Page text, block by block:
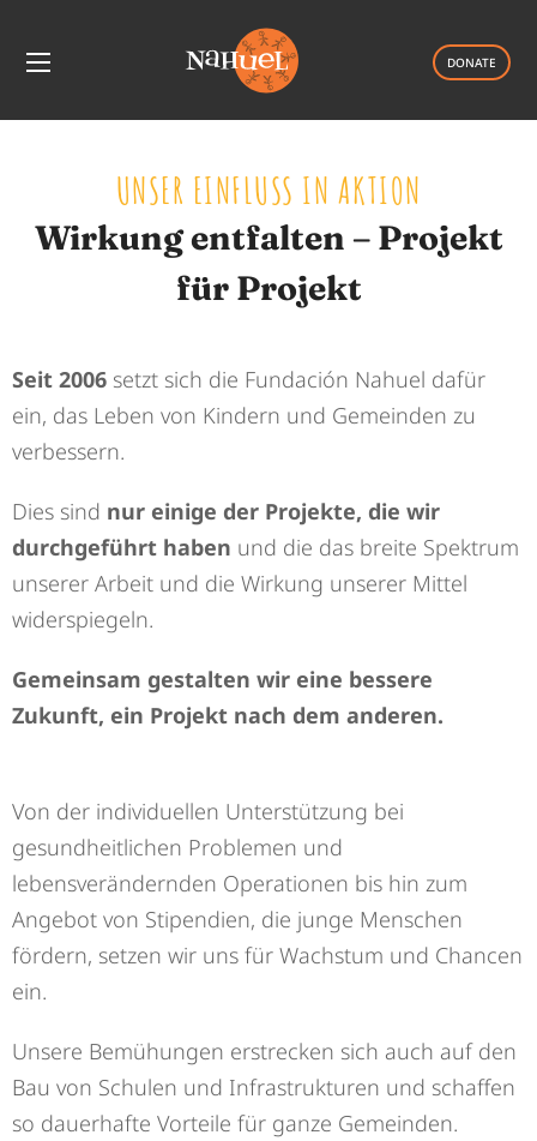
DONATE
UNSER EINFLUSS IN AKTION
Wirkung entfalten – Projekt
für Projekt
Seit 2006 setzt sich die Fundación Nahuel dafür
ein, das Leben von Kindern und Gemeinden zu
verbessern.
Dies sind nur einige der Projekte, die wir
durchgeführt haben und die das breite Spektrum
unserer Arbeit und die Wirkung unserer Mittel
widerspiegeln.
Gemeinsam gestalten wir eine bessere
Zukunft, ein Projekt nach dem anderen.
Von der individuellen Unterstützung bei
gesundheitlichen Problemen und
lebensverändernden Operationen bis hin zum
Angebot von Stipendien, die junge Menschen
fördern, setzen wir uns für Wachstum und Chancen
ein.
Unsere Bemühungen erstrecken sich auch auf den
Bau von Schulen und Infrastrukturen und schaffen
so dauerhafte Vorteile für ganze Gemeinden.